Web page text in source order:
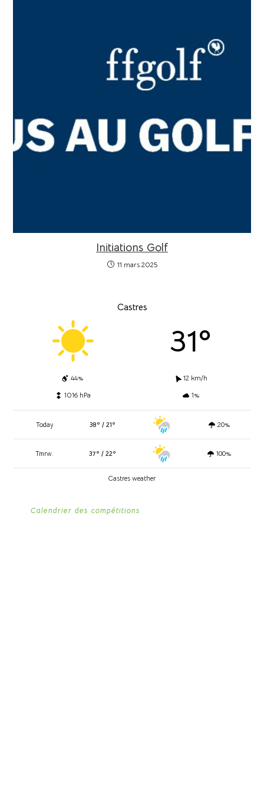
Initiations Golf
11 mars 2025
Castres
31º
44%
12 km/h
1016 hPa
1%
Today 38º / 21º 20%
Tmrw. 37º / 22º 100%
Castres weather
Calendrier des compétitions